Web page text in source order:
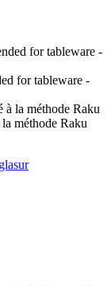
for tableware -
méthode Raku